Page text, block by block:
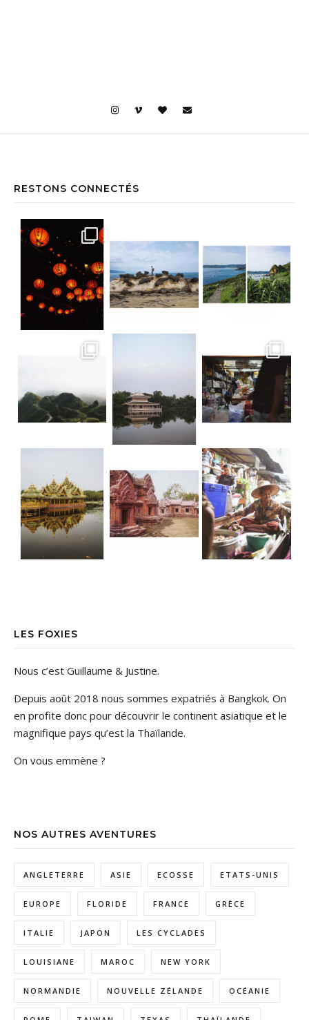
RESTONS CONNECTÉS
LES FOXIES
Nous c’est Guillaume & Justine.
Depuis août 2018 nous sommes expatriés à Bangkok. On
en profite donc pour découvrir le continent asiatique et le
magnifique pays qu’est la Thaïlande.
On vous emmène ?
NOS AUTRES AVENTURES
ANGLETERRE ASIE ECOSSE ETATS-UNIS
EUROPE FLORIDE FRANCE GRÈCE
ITALIE JAPON LES CYCLADES
LOUISIANE MAROC NEW YORK
NORMANDIE NOUVELLE ZÉLANDE OCÉANIE